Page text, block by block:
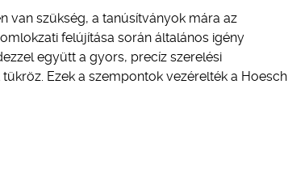
van szükség, a tanúsítványok mára az
felújítása során általános igény
együtt a gyors, precíz szerelési
Ezek a szempontok vezérelték a Hoesch